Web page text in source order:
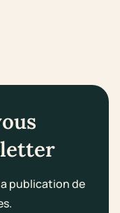
publication de